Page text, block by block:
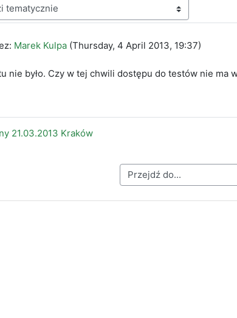
Marek Kulpa(Thursday, 4 April 2013, 19:37)
0
nie było. Czy w tej chwili dostępu do testów nie ma
21.03.2013 Kraków
Przejdź do...